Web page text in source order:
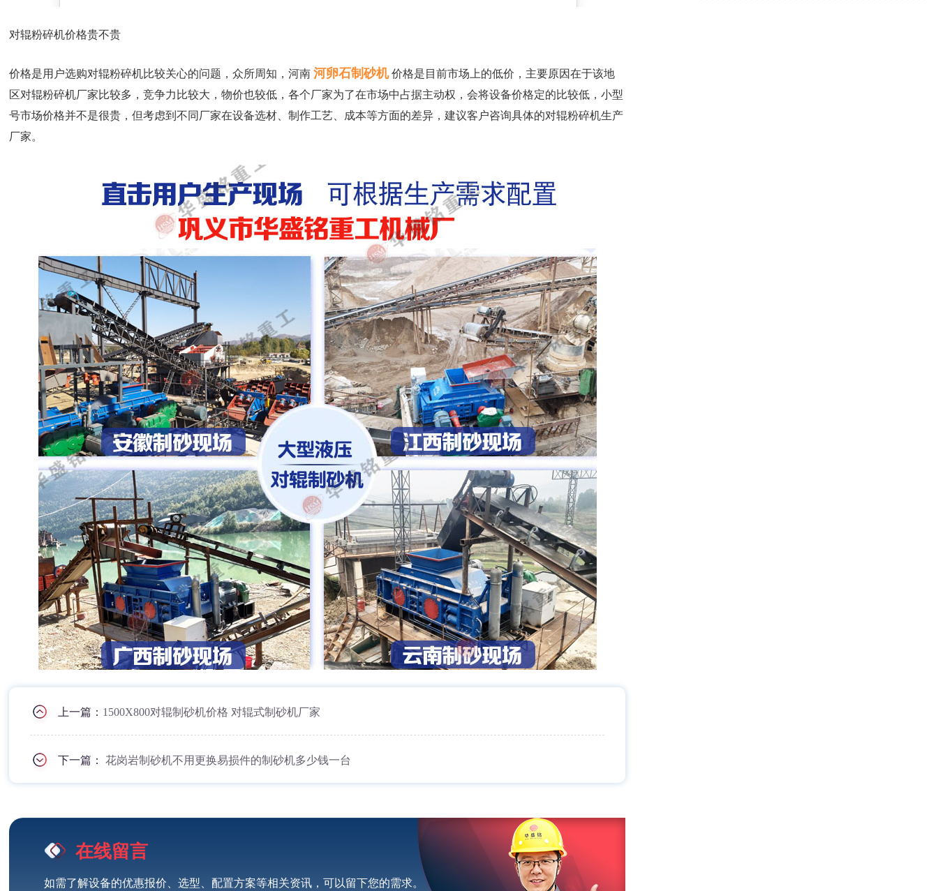
对辊粉碎机价格贵不贵
价格是用户选购对辊粉碎机比较关心的问题，众所周知，河南 河卵石制砂机 价格是目前市场上的低价，主要原因在于该地
区对辊粉碎机厂家比较多，竞争力比较大，物价也较低，各个厂家为了在市场中占据主动权，会将设备价格定的比较低，小型
号市场价格并不是很贵，但考虑到不同厂家在设备选材、制作工艺、成本等方面的差异，建议客户咨询具体的对辊粉碎机生产
厂家。
上一篇： 1500X800对辊制砂机价格 对辊式制砂机厂家
下一篇：花岗岩制砂机不用更换易损件的制砂机多少钱一台
在线留言
如需了解设备的优惠报价、选型、配置方案等相关资讯，可以留下您的需求。